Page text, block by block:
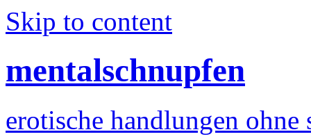
Skip to content
mentalschnupfen
erotische handlungen ohne